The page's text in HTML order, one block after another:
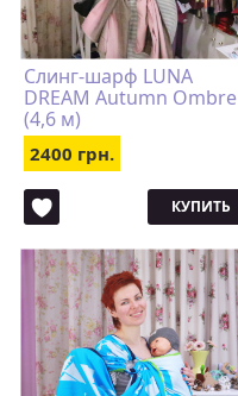
Слинг-шарф LUNA
DREAM Autumn Ombre
(4,6 м)
2400 грн.
КУПИТЬ